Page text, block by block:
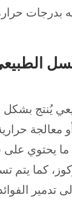
بدرجات
يُنتج
معالجة
ما يحتوي
كما يتم
تدمير